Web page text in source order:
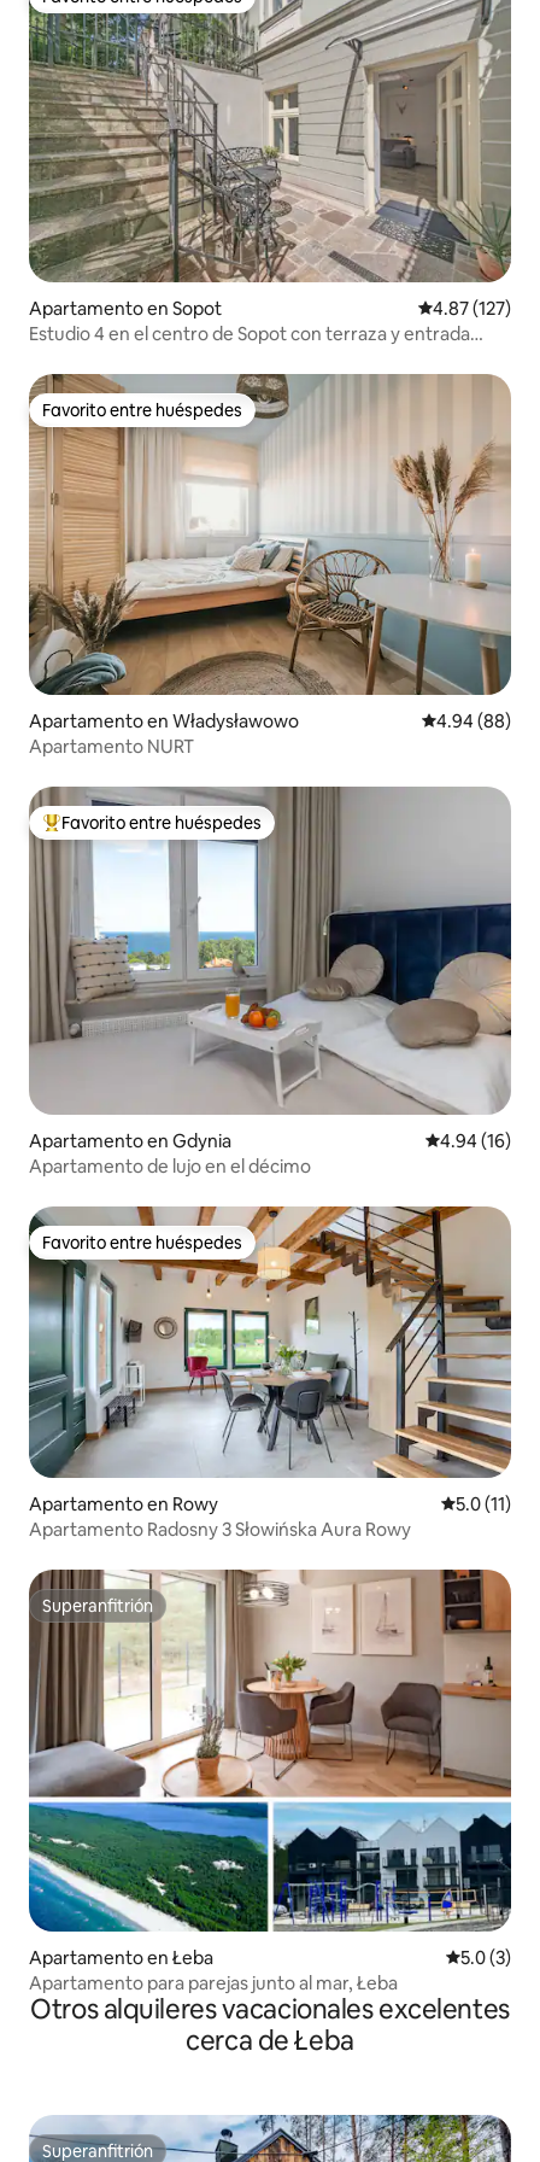
Favorito entre huéspedes
Apartamento en Sopot Calificación
4.87 (127)
Estudio 4 en el centro de Sopot con terraza y entrada
Favorito entre huéspedes
Favorito entre huéspedes
Apartamento en Władysławowo Calificación
4.94 (88)
Apartamento NURT
Favorito entre huéspedes preferido
Favorito entre huéspedes
Apartamento en Gdynia Calificación
4.94 (16)
Apartamento de lujo en el décimo
Favorito entre huéspedes
Favorito entre huéspedes
Apartamento en Rowy Calificación
5.0 (11)
Apartamento Radosny 3 Słowińska Aura Rowy
Superanfitrión
Superanfitrión
Apartamento en Łeba
5.0 (3)
Apartamento para parejas junto al mar, Łeba
Otros alquileres vacacionales excelentes
cerca de Łeba
Superanfitrión